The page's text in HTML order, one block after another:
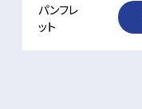
パンフレ
ット